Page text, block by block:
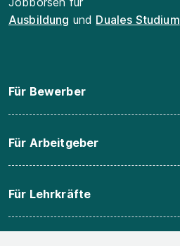
Ausbildung und Duales Studium
Für Bewerber
Für Arbeitgeber
Für Lehrkräfte